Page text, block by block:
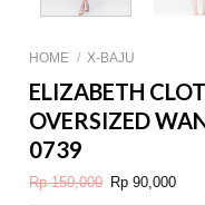
HOME / X-BAJU
ELIZABETH
OVERSIZED
0739
Rp150,000
Original
price
Rp 90,000